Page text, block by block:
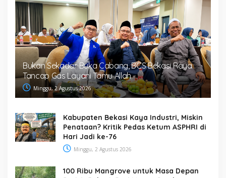
Bukan Sekadar Buka Cabang, BCS Bekasi Raya
Tancap Gas Layani Tamu Allah
Minggu, 2 Agustus 2026
Kabupaten Bekasi Kaya Industri, Miskin
Penataan? Kritik Pedas Ketum ASPHRI di
Hari Jadi ke-76
Minggu, 2 Agustus 2026
100 Ribu Mangrove untuk Masa Depan